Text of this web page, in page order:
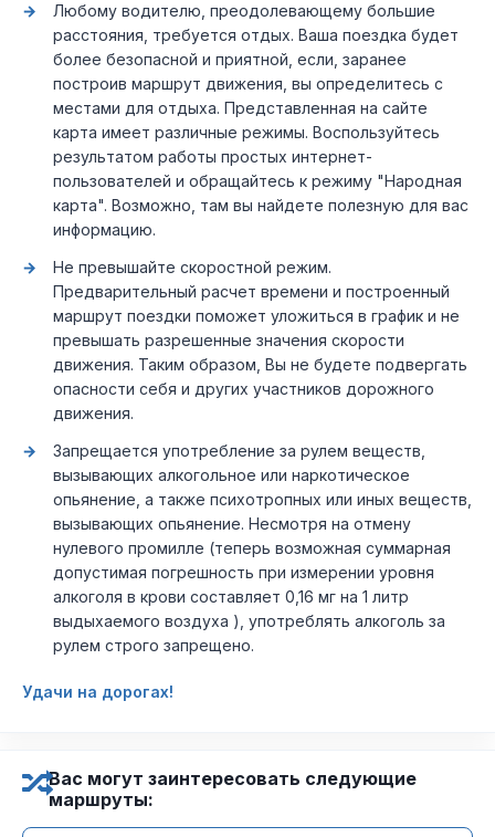
Любому водителю, преодолевающему большие
расстояния, требуется отдых. Ваша поездка будет
более безопасной и приятной, если, заранее
построив маршрут движения, вы определитесь с
местами для отдыха. Представленная на сайте
карта имеет различные режимы. Воспользуйтесь
результатом работы простых интернет-
пользователей и обращайтесь к режиму "Народная
карта". Возможно, там вы найдете полезную для вас
информацию.
Не превышайте скоростной режим.
Предварительный расчет времени и построенный
маршрут поездки поможет уложиться в график и не
превышать разрешенные значения скорости
движения. Таким образом, Вы не будете подвергать
опасности себя и других участников дорожного
движения.
Запрещается употребление за рулем веществ,
вызывающих алкогольное или наркотическое
опьянение, а также психотропных или иных веществ,
вызывающих опьянение. Несмотря на отмену
нулевого промилле (теперь возможная суммарная
допустимая погрешность при измерении уровня
алкоголя в крови составляет 0,16 мг на 1 литр
выдыхаемого воздуха ), употреблять алкоголь за
рулем строго запрещено.
Удачи на дорогах!
Вас могут заинтересовать следующие
маршруты: